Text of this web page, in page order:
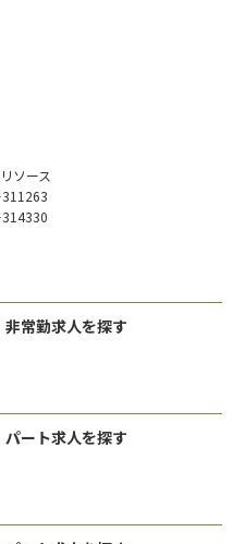
ソース
非常勤求人を探す
パート求人を探す